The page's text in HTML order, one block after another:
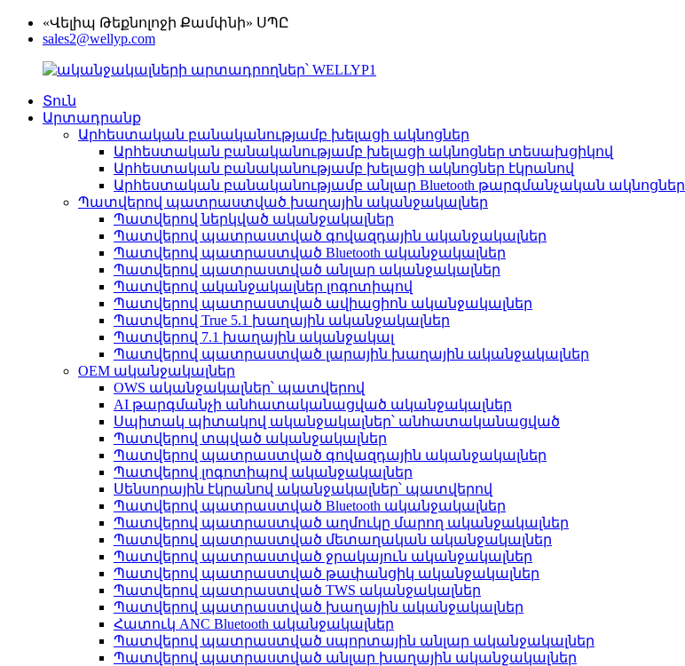
«Վելիպ Թեքնոլոջի Քամփնի» ՍՊԸ
sales2@wellyp.com
Տուն
Արտադրանք
Արհեստական ​​բանականությամբ խելացի ակնոցներ
Արհեստական ​​բանականությամբ խելացի ակնոցներ տեսախցիկով
Արհեստական ​​բանականությամբ խելացի ակնոցներ էկրանով
Արհեստական ​​բանականությամբ անլար Bluetooth թարգմանչական ակնոցներ
Պատվերով պատրաստված խաղային ականջակալներ
Պատվերով ներկված ականջակալներ
Պատվերով պատրաստված գովազդային ականջակալներ
Պատվերով պատրաստված Bluetooth ականջակալներ
Պատվերով պատրաստված անլար ականջակալներ
Պատվերով ականջակալներ լոգոտիպով
Պատվերով պատրաստված ավիացիոն ականջակալներ
Պատվերով True 5.1 խաղային ականջակալներ
Պատվերով 7.1 խաղային ականջակալ
Պատվերով պատրաստված լարային խաղային ականջակալներ
OEM ականջակալներ
OWS ականջակալներ՝ պատվերով
AI թարգմանչի անհատականացված ականջակալներ
Սպիտակ պիտակով ականջակալներ՝ անհատականացված
Պատվերով տպված ականջակալներ
Պատվերով պատրաստված գովազդային ականջակալներ
Պատվերով լոգոտիպով ականջակալներ
Սենսորային էկրանով ականջակալներ՝ պատվերով
Պատվերով պատրաստված Bluetooth ականջակալներ
Պատվերով պատրաստված աղմուկը մարող ականջակալներ
Պատվերով պատրաստված մետաղական ականջակալներ
Պատվերով պատրաստված ջրակայուն ականջակալներ
Պատվերով պատրաստված թափանցիկ ականջակալներ
Պատվերով պատրաստված TWS ականջակալներ
Պատվերով պատրաստված խաղային ականջակալներ
Հատուկ ANC Bluetooth ականջակալներ
Պատվերով պատրաստված սպորտային անլար ականջակալներ
Պատվերով պատրաստված անլար խաղային ականջակալներ